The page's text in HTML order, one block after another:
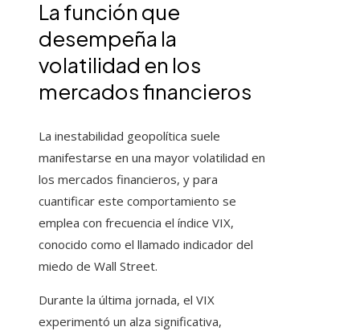
La función que
desempeña la
volatilidad en los
mercados financieros
La inestabilidad geopolítica suele
manifestarse en una mayor volatilidad en
los mercados financieros, y para
cuantificar este comportamiento se
emplea con frecuencia el índice VIX,
conocido como el llamado indicador del
miedo de Wall Street.
Durante la última jornada, el VIX
experimentó un alza significativa,